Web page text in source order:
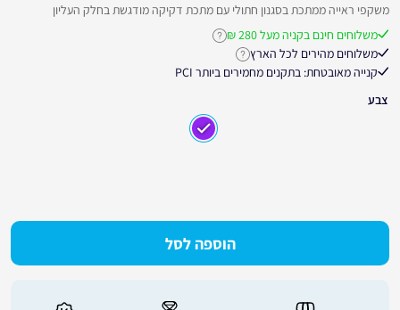
out
5
משקפי ראייה ממתכת בסגנון חתולי עם מתכת דקיקה מודגשת בחלק העליון
משלוחים חינם בקניה מעל 280 ₪
לחץ לקבלת פרטים נוספים על משלוחים
משלוחים מהירים לכל הארץלחץ לקבלת פרטים נוספים על זמני אספקה
קנייה מאובטחת: בתקנים מחמירים ביותר PCI
צבע
הוספה לסל